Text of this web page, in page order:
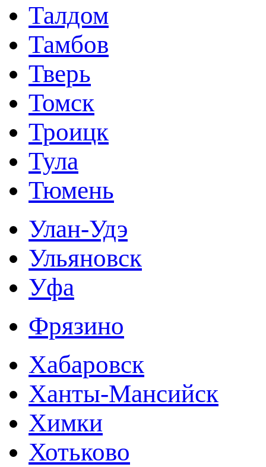
Талдом
Тамбов
Тверь
Томск
Троицк
Тула
Тюмень
Улан-Удэ
Ульяновск
Уфа
Фрязино
Хабаровск
Ханты-Мансийск
Химки
Хотьково